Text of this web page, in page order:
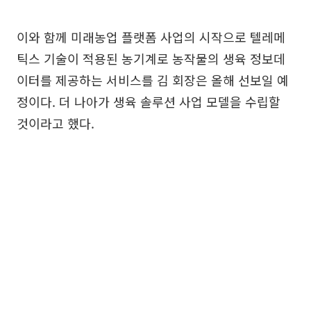
이와 함께 미래농업 플랫폼 사업의 시작으로 텔레메
틱스 기술이 적용된 농기계로 농작물의 생육 정보데
이터를 제공하는 서비스를 김 회장은 올해 선보일 예
정이다. 더 나아가 생육 솔루션 사업 모델을 수립할
것이라고 했다.